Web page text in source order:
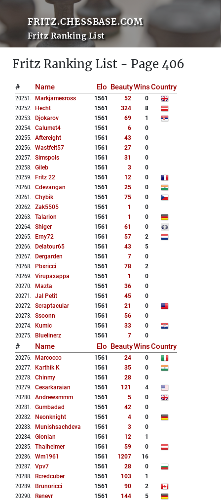
FRITZ.CHESSBASE.COM
Fritz Ranking List
Fritz Ranking List - Page 406
# Name Elo BeautyWinsCountry
20251 . Markjamesross 1561 52
0
20252. Hecht 1561 324
8
20253. Djokarov 1561 69
1
20254. Calumet4 1561 6
0
20255. Aftereight 1561 43
0
20256. Wastfelt57 1561 27
0
20257. Simspols 1561 31
0
20258. Gileb 1561 3
0
20259. Fritz 22 1561 12
0
20260. Cdevangan 1561 25
0
20261 . Chybik 1561 75
0
20262. Zak5505 1561 1
0
20263. Talarion 1561 1
0
20264. Shiger 1561 61
0
20265. Erny72 1561 57
2
20266. Delatour65 1561 43
5
20267. Dergarden 1561 7
0
20268. Pbxricci 1561 78
2
20269. Virupaxappa 1561 1
0
20270. Mazta 1561 36
0
20271 . Jal Petit 1561 45
0
20272. Scraptacular 1561 21
0
20273. Ssoonn 1561 56
0
20274. Kumic 1561 33
0
20275. Bluelinerz 1561 7 0
# Name Elo BeautyWinsCountry
20276. Marcocco 1561 24
0
20277. Karthik K 1561 35
0
20278. Chinmy 1561 28
0
20279. Cesarkaraian 1561 121
4
20280. Andrewsmmm 1561 5
0
20281 . Gumbadad 1561 42
0
20282. Neonknight 1561 4
0
20283. Munishsachdeva 1561 3
0
20284. Glonian 1561 12
1
20285. Thalheimer 1561 59
0
20286. Wm1961 1561 1207
16
20287. Vpv7 1561 28
0
20288. Rcredcuber 1561 103
1
20289. Brunoricci 1561 90
2
20290. Renevr 1561 144
5